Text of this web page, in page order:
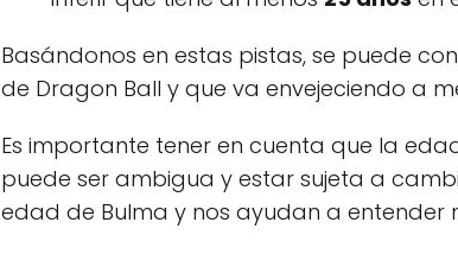
Basándonos en estas pistas, se puede
de Dragon Ball y que va envejeciendo a
Es importante tener en cuenta que la
puede ser ambigua y estar sujeta a
edad de Bulma y nos ayudan a entender